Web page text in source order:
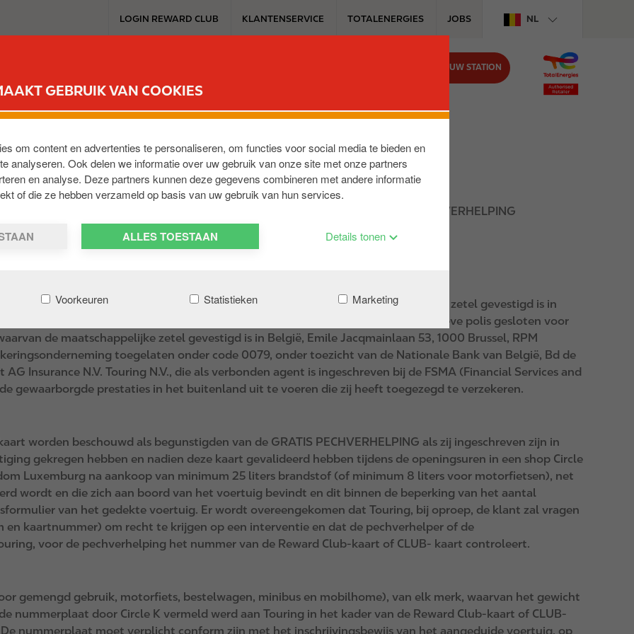
GEBRUIK VAN COOKIES
om content en advertenties te personaliseren, om functies voor social media te bieden en
analyseren. Ook delen we informatie over uw gebruik van onze site met onze partners
en analyse. Deze partners kunnen deze gegevens combineren met andere informatie
of die ze hebben verzameld op basis van uw gebruik van hun services.
ALLES TOESTAAN Details tonen
Voorkeuren Statistieken Marketing
n
u
LOGIN REWARD CLUB KLANTENSERVICE TOTALENERGIES JOBS NL
VIND UW STATION
voorwaarden
EN IN 35 EUROPESE LANDEN VOOR DE BEGUNSTIGDEN VAN DE GRATIS PECHVERHELPING
vennootschap Touring (RPR 0403.471.401 Brussel), waarvan de maatschappelijke zetel gevestigd is in
Voor bepaalde prestaties heeft de naamloze vennootschap Touring een collectieve polis gesloten voor
de maatschappelijke zetel gevestigd is in België, Emile Jacqmainlaan 53, 1000 Brussel, RPM
toegelaten onder code 0079, onder toezicht van de Nationale Bank van België, Bd de
Insurance N.V. Touring N.V., die als verbonden agent is ingeschreven bij de FSMA (Financial Services and
gewaarborgde prestaties in het buitenland uit te voeren die zij heeft toegezegd te verzekeren.
worden beschouwd als begunstigden van de GRATIS PECHVERHELPING als zij ingeschreven zijn in
gekregen hebben en nadien deze kaart gevalideerd hebben tijdens de openingsuren in een shop Circle
Luxemburg na aankoop van minimum 25 liters brandstof (of minimum 8 liters voor motorfietsen), net
wordt en die zich aan boord van het voertuig bevindt en dit binnen de beperking van het aantal
van het gedekte voertuig. Er wordt overeengekomen dat Touring, bij oproep, de klant zal vragen
en kaartnummer) om recht te krijgen op een interventie en dat de pechverhelper of de
voor de pechverhelping het nummer van de Reward Club-kaart of CLUB- kaart controleert.
gemengd gebruik, motorfiets, bestelwagen, minibus en mobilhome), van elk merk, waarvan het gewicht
nummerplaat door Circle K vermeld werd aan Touring in het kader van de Reward Club-kaart of CLUB-
nummerplaat moet verplicht conform zijn met het inschrijvingsbewijs van het aangeduide voertuig, op